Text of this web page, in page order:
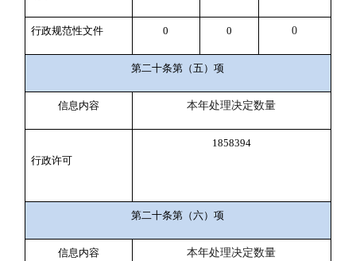
行政规范性文件 0 0 0
第二十条第（五）项
信息内容 本年处理决定数量
行政许可
1858394
第二十条第（六）项
信息内容 本年处理决定数量